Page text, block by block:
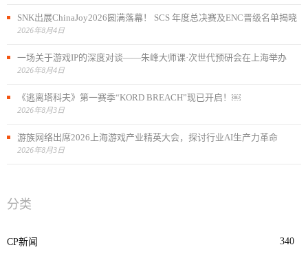
SNK出展ChinaJoy2026圆满落幕！ SCS 年度总决赛及ENC晋级名单揭晓
2026年8月4日
一场关于游戏IP的深度对谈——朱峰大师课·次世代预研会在上海举办
2026年8月4日
《逃离塔科夫》第一赛季“KORD BREACH”现已开启！￼
2026年8月3日
游族网络出席2026上海游戏产业精英大会，探讨行业AI生产力革命
2026年8月3日
分类
CP新闻 340